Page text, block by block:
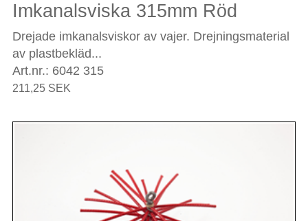
Imkanalsviska 315mm Röd
Drejade imkanalsviskor av vajer. Drejningsmaterial
av plastbekläd...
Art.nr.: 6042 315
211,25 SEK